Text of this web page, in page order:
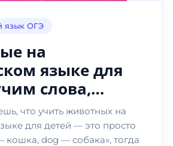
язык ОГЭ
на
языке для
слова,
запоминаем
что учить животных на
для детей — это просто
кошка, dog — собака», тогда